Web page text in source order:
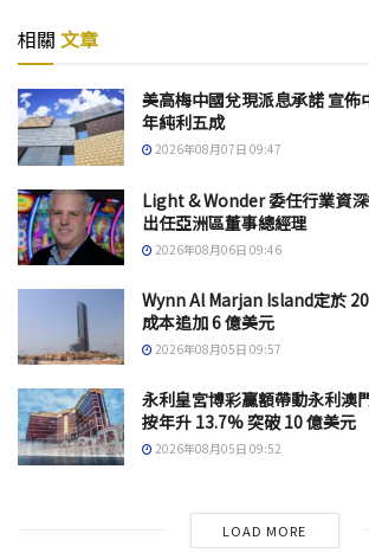
相關 文章
美高梅中國兌現派息承諾 宣佈
年純利五成
2026年08月07日 09:47
Light & Wonder 委任行業資
出任亞洲區董事總經理
2026年08月06日 09:46
Wynn Al Marjan Island定於
成本追加 6 億美元
2026年08月05日 09:57
永利皇宮博彩贏額帶動永利澳
按年升 13.7% 突破 10 億美元
2026年08月05日 09:52
LOAD MORE